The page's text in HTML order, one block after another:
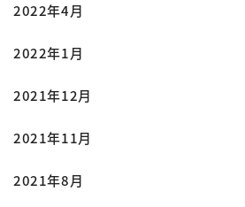
2022年4月
2022年1月
2021年12月
2021年11月
2021年8月